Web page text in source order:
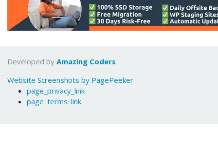
Developed by Amazing Coders
Website Screenshots by PagePeeker
page_privacy_link
page_terms_link